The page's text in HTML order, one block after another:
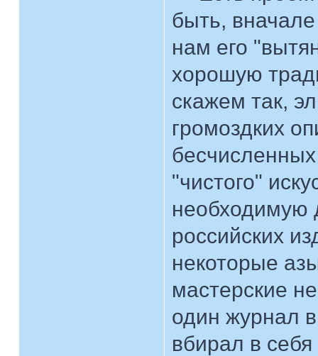
быть,
нам его
хорошую
скажем так,
громоздких
"чистого"
необходимую
российских
некоторые
мастерские
один журнал
вбирал в